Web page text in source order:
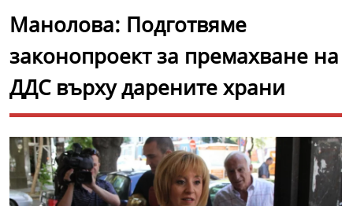
Манолова: Подготвяме
законопроект за премахване на
ДДС върху дарените храни